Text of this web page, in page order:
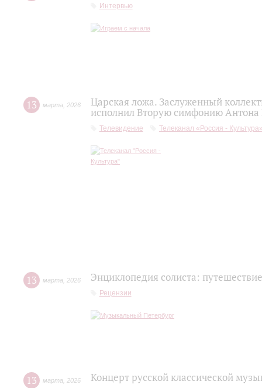
Интервью
13 марта 2026
Царская ложа. Заслуженный
исполнил Вторую симфонию Антона
Телевидение Телеканал «Россия -
13 марта 2026 Энциклопедия солиста:
Рецензии
13 марта 2026 Концерт русской классической